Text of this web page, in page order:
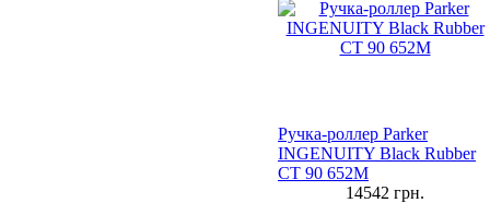
Ручка-роллер Parker
INGENUITY Black Rubber
CT 90 652M
14542 грн.